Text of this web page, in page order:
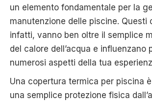
un elemento fondamentale per la
manutenzione delle piscine. Questi
infatti, vanno ben oltre il semplice
del calore dell’acqua e influenzano
numerosi aspetti della tua
Una copertura termica per piscina
una semplice protezione fisica